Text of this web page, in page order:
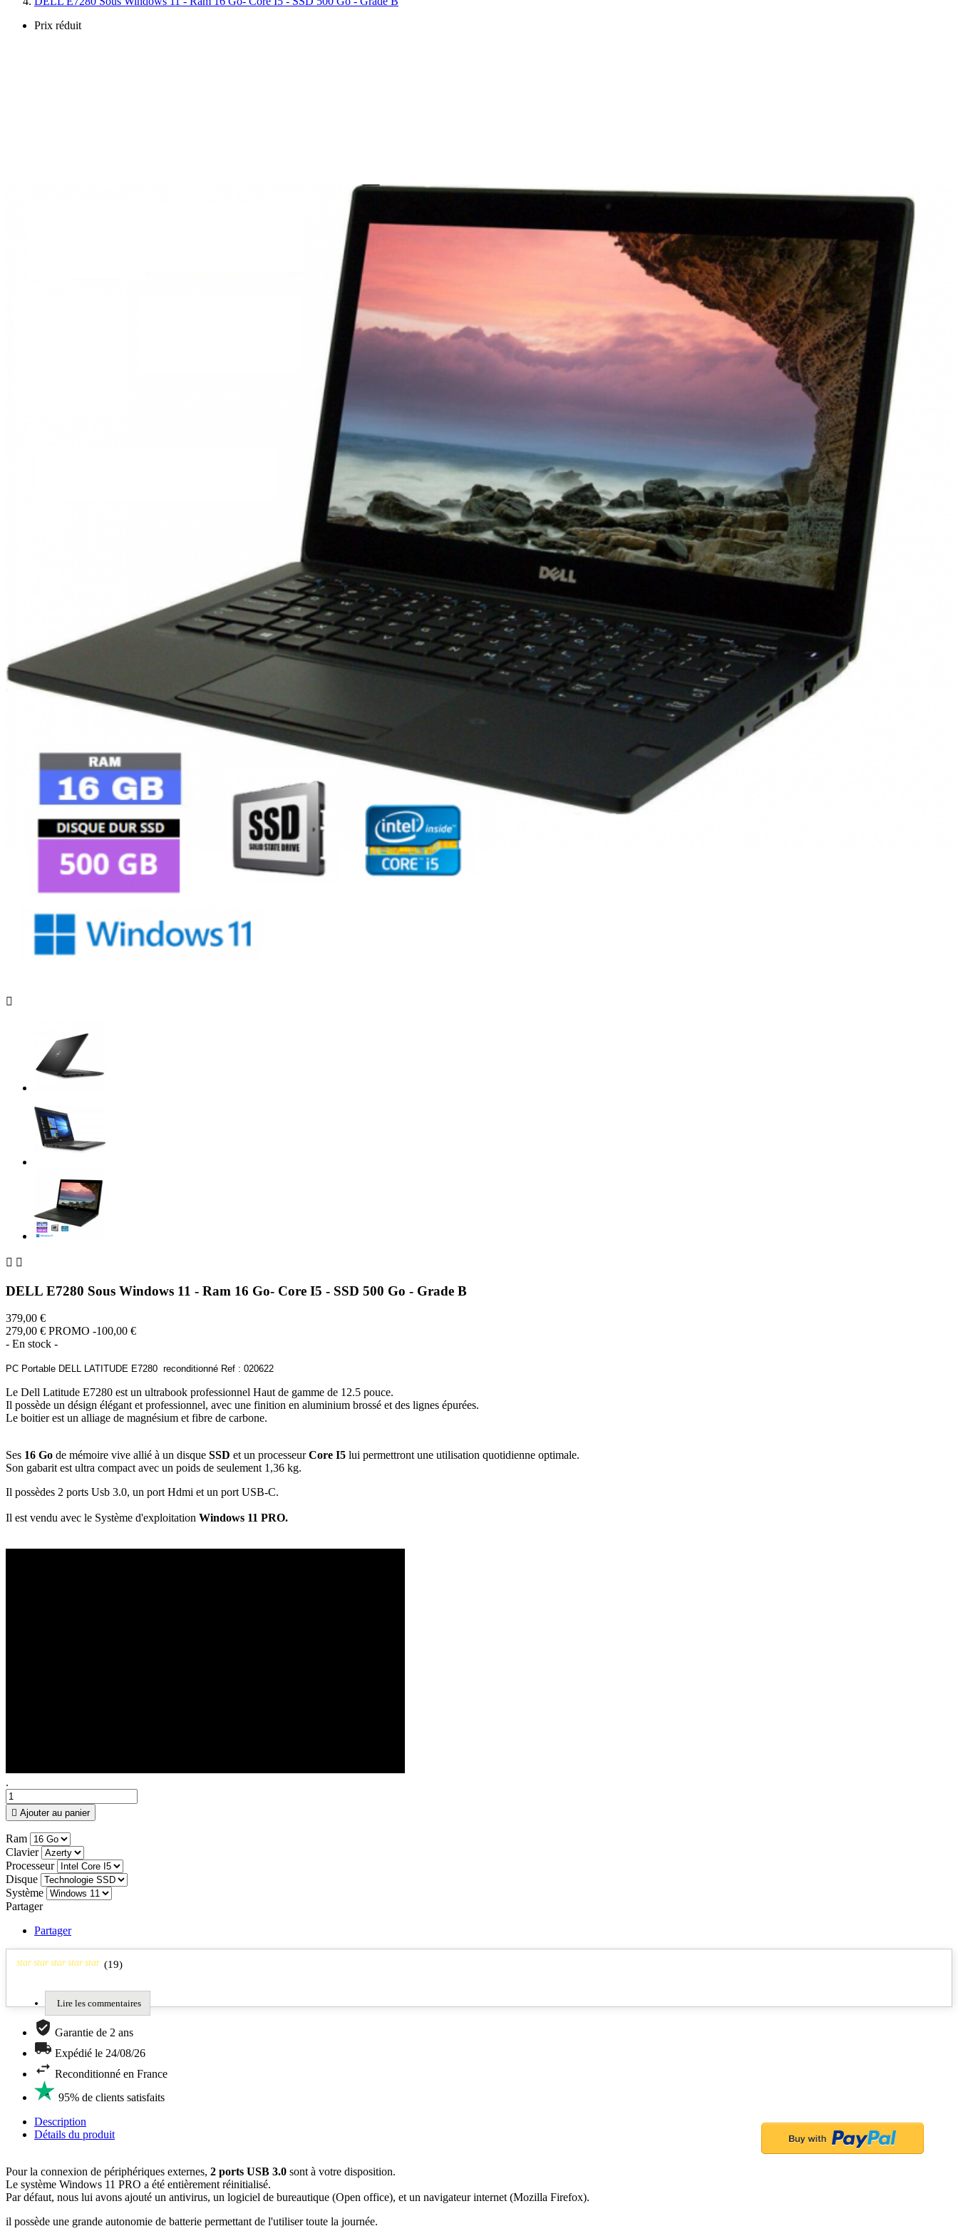
Prix réduit

 
DELL E7280 Sous Windows 11 - Ram 16 Go- Core I5 - SSD 500 Go - Grade B
379,00 €
279,00 € PROMO -100,00 €
- En stock -
PC Portable DELL LATITUDE E7280 reconditionné Ref : 020622
Le Dell Latitude E7280 est un ultrabook professionnel Haut de gamme de 12.5 pouce.
Il possède un désign élégant et professionnel, avec une finition en aluminium brossé et des lignes épurées.
Le boitier est un alliage de magnésium et fibre de carbone.
Ses 16 Go de mémoire vive allié à un disque SSD et un processeurCore I5 lui permettront une utilisation quotidienne optimale.
Son gabarit est ultra compact avec un poids de seulement 1,36 kg.
Il possèdes 2 ports Usb 3.0, un port Hdmi et un port USB-C.
Il est vendu avec le Système d'exploitation Windows 11 PRO.
.
 Ajouter au panier
Ram
Clavier
Processeur
Disque
Système
Partager
Partager
star star star star star (19)
Lire les commentaires
Garantie de 2 ans
Expédié le 24/08/26
Reconditionné en France
95% de clients satisfaits
Description
Détails du produit
Pour la connexion de périphériques externes, 2 ports USB 3.0 sont à votre disposition.
Le système Windows 11 PRO a été entièrement réinitialisé.
Par défaut, nous lui avons ajouté un antivirus, un logiciel de bureautique (Open office), et un navigateur internet (Mozilla Firefox).
il possède une grande autonomie de batterie permettant de l'utiliser toute la journée.